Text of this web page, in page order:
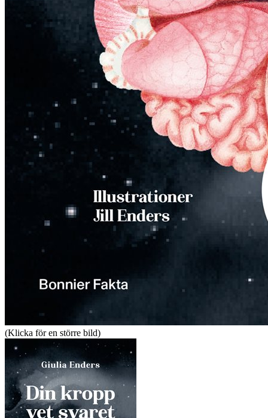
(Klicka för en större bild)